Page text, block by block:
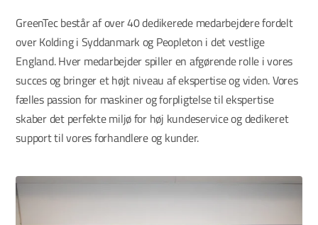
GreenTec består af over 40 dedikerede medarbejdere fordelt
over Kolding i Syddanmark og Peopleton i det vestlige
England.Hver medarbejder spiller en afgørende rolle i vores
succes og bringer et højt niveau af ekspertise og viden.Vores
fælles passion for maskiner og forpligtelse til ekspertise
skaber det perfekte miljø for høj kundeservice og dedikeret
support til vores forhandlere og kunder.